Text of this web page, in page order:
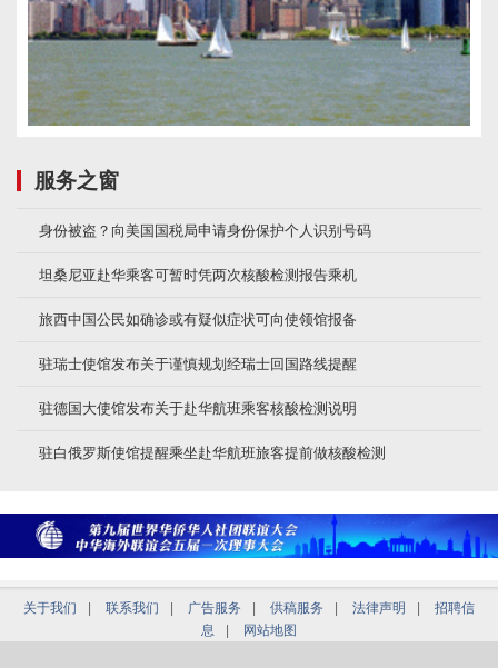
服务之窗
身份被盗？向美国国税局申请身份保护个人识别号码
坦桑尼亚赴华乘客可暂时凭两次核酸检测报告乘机
旅西中国公民如确诊或有疑似症状可向使领馆报备
驻瑞士使馆发布关于谨慎规划经瑞士回国路线提醒
驻德国大使馆发布关于赴华航班乘客核酸检测说明
驻白俄罗斯使馆提醒乘坐赴华航班旅客提前做核酸检测
关于我们 联系我们 广告服务 供稿服务 法律声明
招聘信
息
网站地图